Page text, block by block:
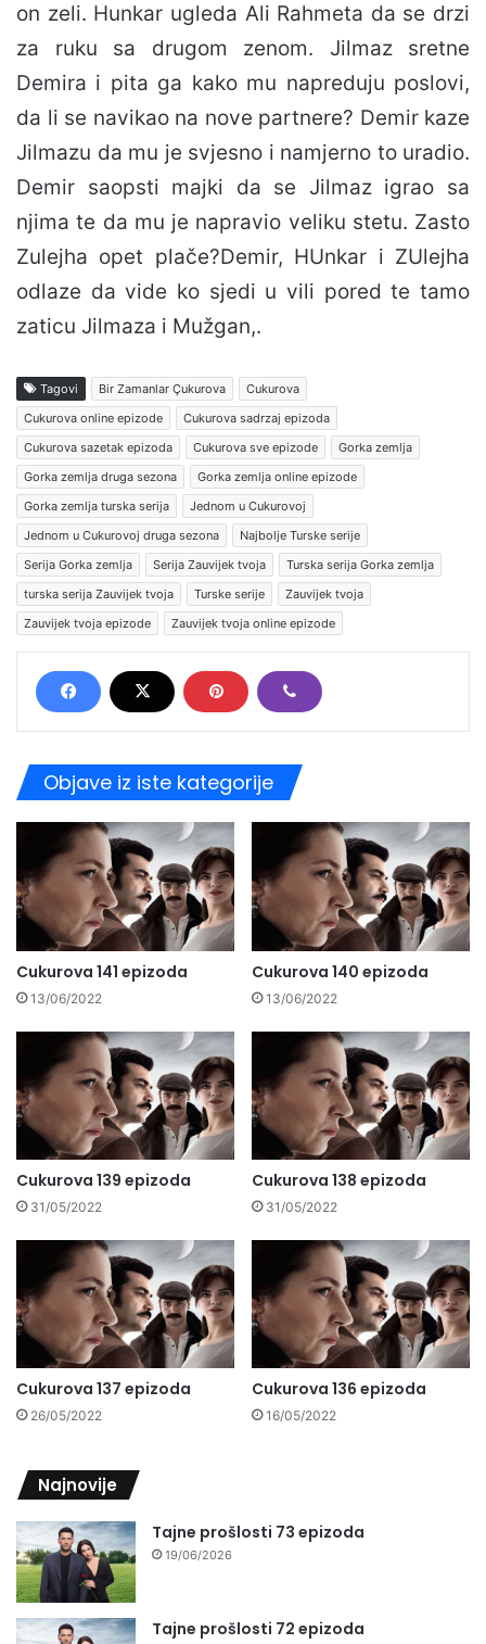
on zeli. Hunkar ugleda Ali Rahmeta da se drzi
za ruku sa drugom zenom. Jilmaz sretne
Demira i pita ga kako mu napreduju poslovi,
da li se navikao na nove partnere? Demir kaze
Jilmazu da mu je svjesno i namjerno to uradio.
Demir saopsti majki da se Jilmaz igrao sa
njima te da mu je napravio veliku stetu. Zasto
Zulejha opet plače?Demir, HUnkar i ZUlejha
odlaze da vide ko sjedi u vili pored te tamo
zaticu Jilmaza i Mužgan,.
Tagovi Bir Zamanlar Çukurova
Cukurova
Cukurova online epizode
Cukurova sadrzaj epizoda
Cukurova sazetak epizoda
Cukurova sve epizode
Gorka zemlja
Gorka zemlja druga sezona
Gorka zemlja online epizode
Gorka zemlja turska serija
Jednom u Cukurovoj
Jednom u Cukurovoj druga sezona
Najbolje Turske serije
Serija Gorka zemlja
Serija Zauvijek tvoja
Turska serija Gorka zemlja
turska serija Zauvijek tvoja
Turske serije
Zauvijek tvoja
Zauvijek tvoja epizode
Zauvijek tvoja online epizode
Objave iz iste kategorije
Cukurova 141 epizoda
13/06/2022
Cukurova 140 epizoda
13/06/2022
Cukurova 139 epizoda
31/05/2022
Cukurova 138 epizoda
31/05/2022
Cukurova 137 epizoda
26/05/2022
Cukurova 136 epizoda
16/05/2022
Najnovije
Tajne prošlosti 73 epizoda
19/06/2026
Tajne prošlosti 72 epizoda